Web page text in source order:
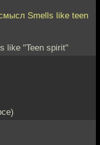
Smells like teen
like "Teen spirit"